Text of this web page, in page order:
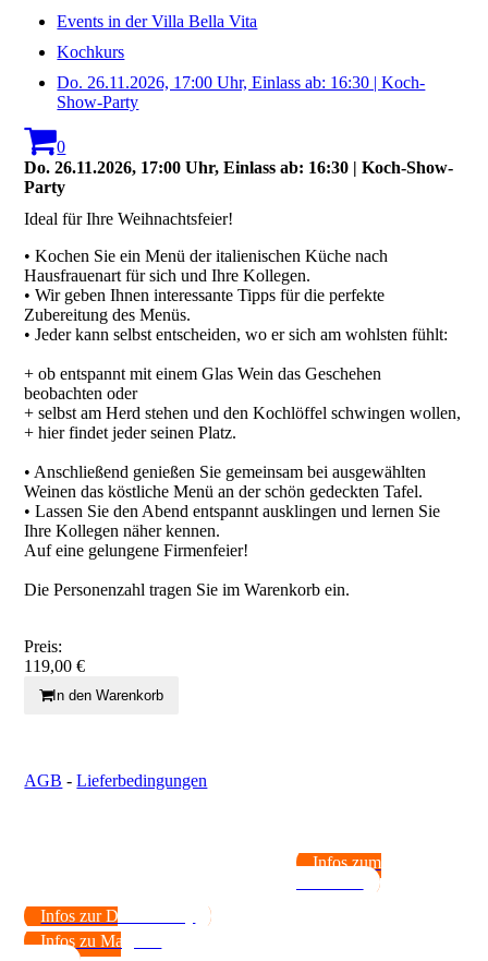
Events in der Villa Bella Vita
Kochkurs
Do. 26.11.2026, 17:00 Uhr, Einlass ab: 16:30 | Koch-
Show-Party
0
Do. 26.11.2026, 17:00 Uhr, Einlass ab: 16:30 | Koch-Show-
Party
Ideal für Ihre Weihnachtsfeier!
• Kochen Sie ein Menü der italienischen Küche nach
Hausfrauenart für sich und Ihre Kollegen.
• Wir geben Ihnen interessante Tipps für die perfekte
Zubereitung des Menüs.
• Jeder kann selbst entscheiden, wo er sich am wohlsten fühlt:
+ ob entspannt mit einem Glas Wein das Geschehen
beobachten oder
+ selbst am Herd stehen und den Kochlöffel schwingen wollen,
+ hier findet jeder seinen Platz.
• Anschließend genießen Sie gemeinsam bei ausgewählten
Weinen das köstliche Menü an der schön gedeckten Tafel.
• Lassen Sie den Abend entspannt ausklingen und lernen Sie
Ihre Kollegen näher kennen.
Auf eine gelungene Firmenfeier!
Die Personenzahl tragen Sie im Warenkorb ein.
Preis:
119,00 €
In den Warenkorb
AGB -Lieferbedingungen
Infos zum
Infos zur Dinner-Party
Infos zu Magie &